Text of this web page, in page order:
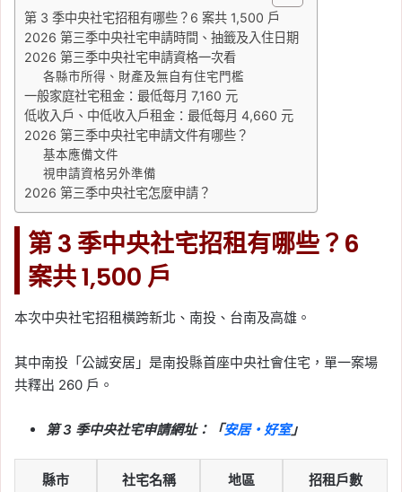
第 3 季中央社宅招租有哪些？6 案共 1,500 戶
2026 第三季中央社宅申請時間、抽籤及入住日期
2026 第三季中央社宅申請資格一次看
各縣市所得、財產及無自有住宅門檻
一般家庭社宅租金：最低每月 7,160 元
低收入戶、中低收入戶租金：最低每月 4,660 元
2026 第三季中央社宅申請文件有哪些？
基本應備文件
視申請資格另外準備
2026 第三季中央社宅怎麼申請？
第 3 季中央社宅招租有哪些？6
案共 1,500 戶
本次中央社宅招租橫跨新北、南投、台南及高雄。
其中南投「公誠安居」是南投縣首座中央社會住宅，單一案場
共釋出 260 戶。
第 3 季中央社宅申請網址：「安居・好室」
縣市 社宅名稱 地區 招租戶數